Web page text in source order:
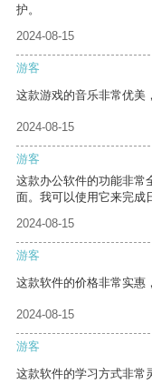
护。
2024-08-15
游客
这款游戏的音乐非常优美
2024-08-15
游客
这款办公软件的功能非常
面。我可以使用它来完成
2024-08-15
游客
这款软件的价格非常实惠
2024-08-15
游客
这款软件的学习方式非常